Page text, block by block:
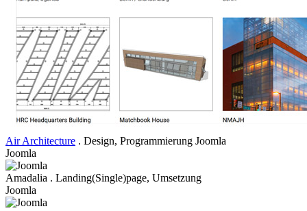
Air Architecture . Design, Programmierung Joomla
Joomla
Amadalia . Landing(Single)page, Umsetzung
Joomla